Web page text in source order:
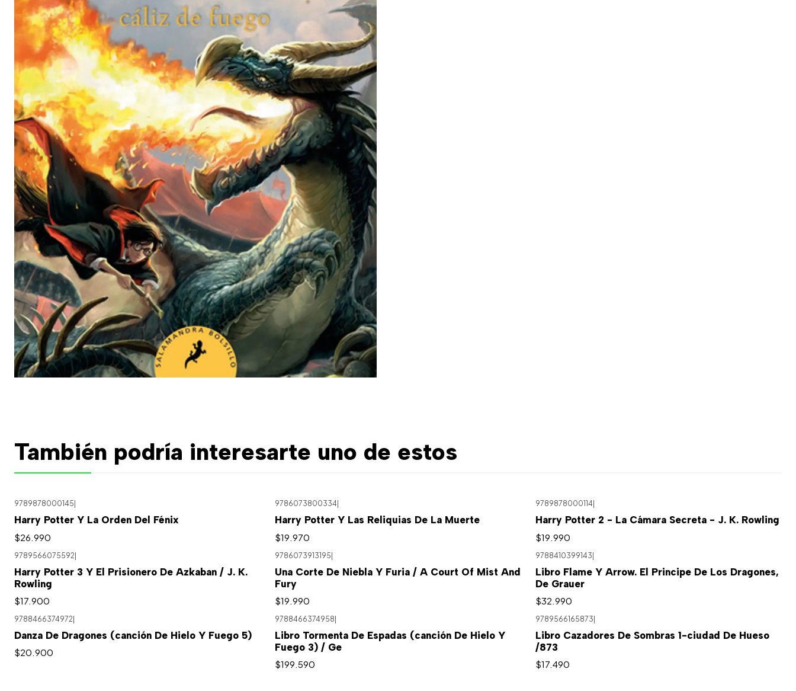
También podría interesarte uno de estos
9789878000145
Harry Potter Y La Orden Del Fénix
$26.990
9786073800334
Harry Potter Y Las Reliquias De La Muerte
$19.970
9789878000114
Harry Potter 2 - La Cámara Secreta - J. K. Rowling
$19.990
9789566075592|
Harry Potter 3 Y El Prisionero De Azkaban / J. K.
Rowling
$17.900
9786073913195|
Una Corte De Niebla Y Furia / A Court Of Mist And
Fury
$19.990
9788410399143|
Libro Flame Y Arrow. El Principe De Los Dragones,
De Grauer
$32.990
9788466374972
Danza De Dragones (canción De Hielo Y Fuego 5)
$20.900
9788466374958
Libro Tormenta De Espadas (canción De Hielo Y
Fuego 3) / Ge
$199.590
9789566165873
Libro Cazadores De Sombras 1-ciudad De Hueso
/873
$17.490